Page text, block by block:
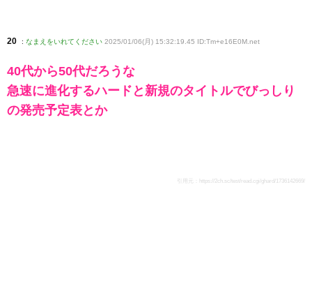
20 : なまえをいれてください 2025/01/06(月) 15:32:19.45 ID:Tm+e16E0M .net
40代から50代だろうな
急速に進化するハードと新規のタイトルでびっしり
の発売予定表とか
引用元： https://2ch.sc/test/read.cgi/ghard/1736142669/